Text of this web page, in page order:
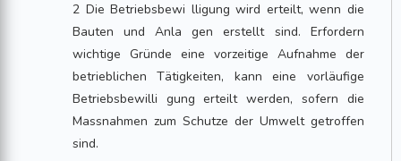
2 Die Betriebsbewi lligung wird erteilt, wenn die
Bauten und Anla gen erstellt sind. Erfordern
wichtige Gründe eine vorzeitige Aufnahme der
betrieblichen Tätigkeiten, kann eine vorläufige
Betriebsbewilli gung erteilt werden, sofern die
Massnahmen zum Schutze der Umwelt getroffen
sind.